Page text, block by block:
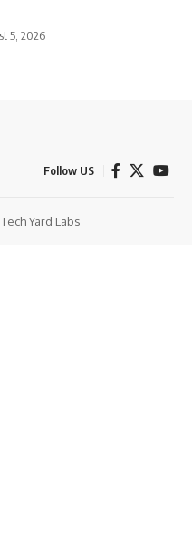
5, 2026
Follow US
Tech Yard Labs